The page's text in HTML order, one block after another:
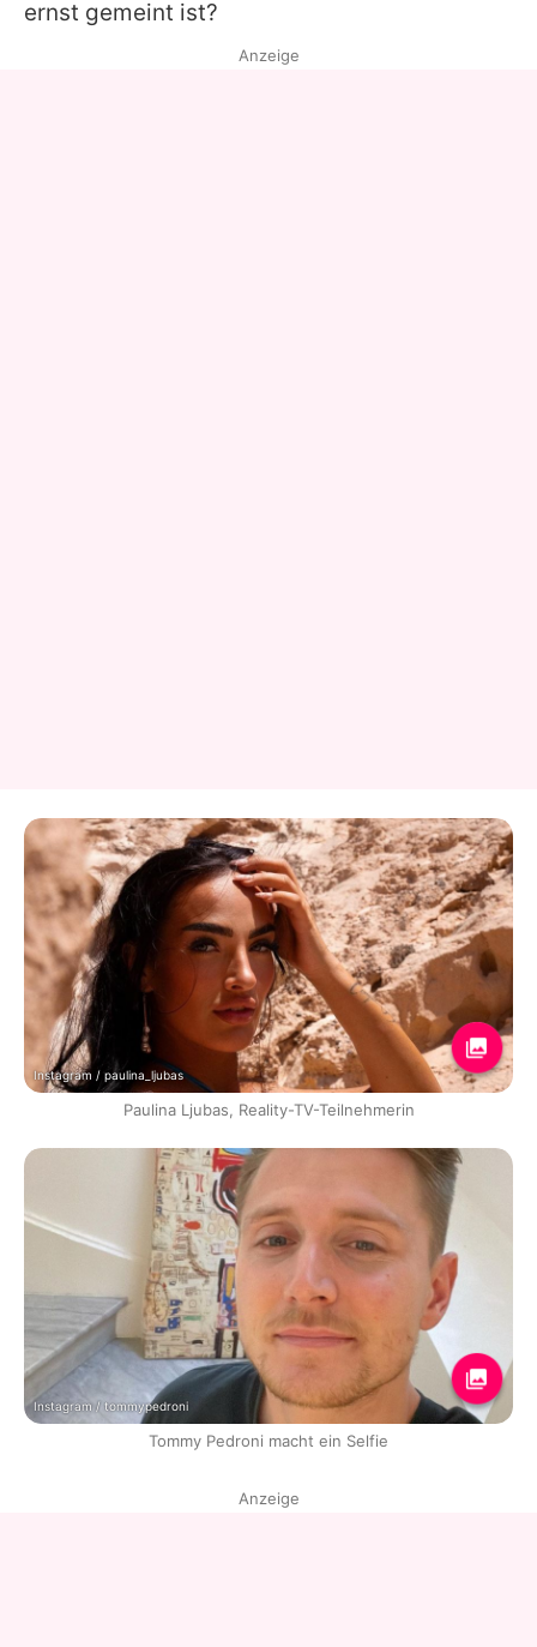
ernst gemeint ist?
Anzeige
Instagram / paulina_ljubas
Paulina Ljubas, Reality-TV-Teilnehmerin
Instagram / tommypedroni
Tommy Pedroni macht ein Selfie
Anzeige